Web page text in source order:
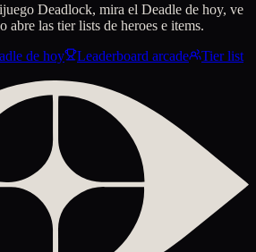
Deadlock, mira el Deadle de hoy, ve
abre las tier lists de heroes e items.
de hoy Leaderboard arcade
Tier list